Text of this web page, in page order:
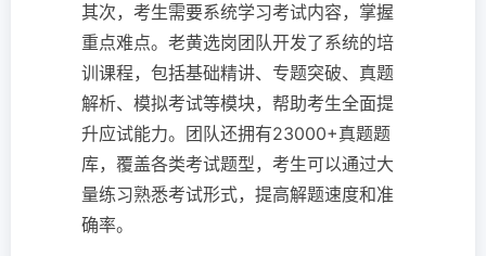
其次，考生需要系统学习考试内容，掌握
重点难点。老黄选岗团队开发了系统的培
训课程，包括基础精讲、专题突破、真题
解析、模拟考试等模块，帮助考生全面提
升应试能力。团队还拥有23000+真题题
库，覆盖各类考试题型，考生可以通过大
量练习熟悉考试形式，提高解题速度和准
确率。